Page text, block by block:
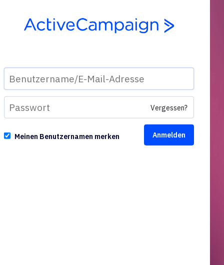
Vergessen?
Meinen Benutzernamen merken